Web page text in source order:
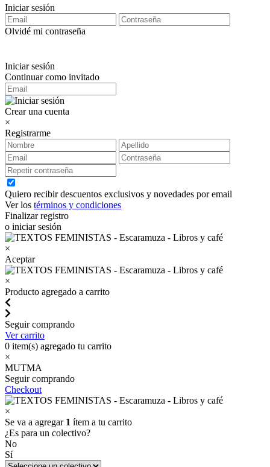
Iniciar sesión
Olvidé mi contraseña
Iniciar sesión
Continuar como invitado
Crear una cuenta
×
Registrarme
Quiero recibir descuentos exclusivos y novedades por email
Ver los términos y condiciones
Finalizar registro
o iniciar sesión
×
Aceptar
×
Producto agregado a carrito
Seguir comprando
Ver carrito
0 item(s) agregado tu carrito
×
MUTMA
Seguir comprando
Checkout
×
Se va a agregar 1 ítem a tu carrito
¿Es para un colectivo?
No
Sí